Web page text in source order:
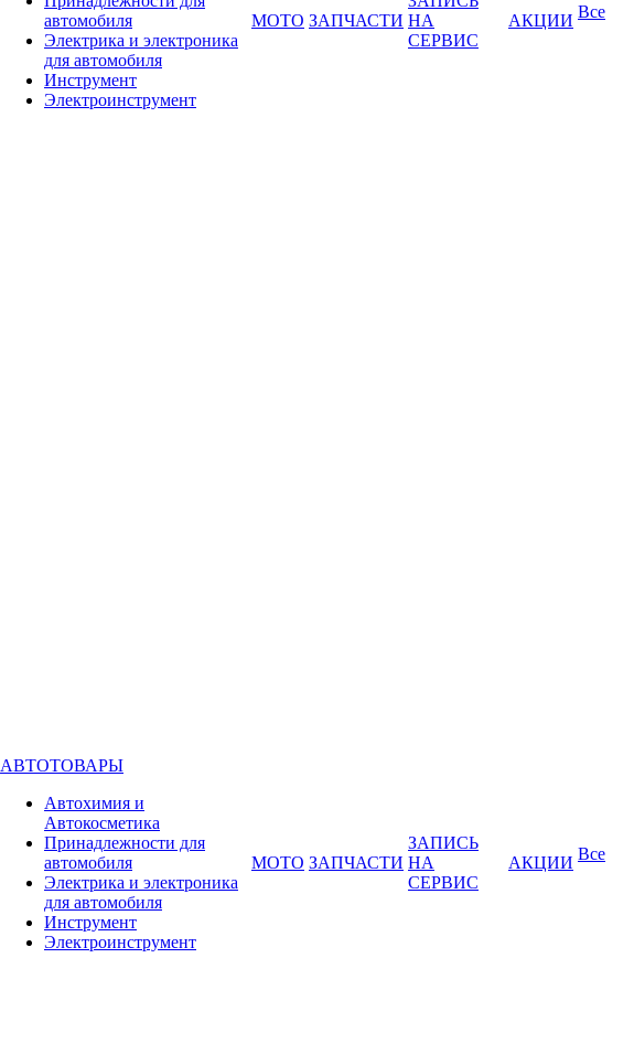
автомобиля
Электрика и электроника
для автомобиля
Инструмент
Электроинструмент
МОТО ЗАПЧАСТИ НА
СЕРВИС
АКЦИИ Все
АВТОТОВАРЫ
Автохимия и
Автокосметика
Принадлежности для
автомобиля
Электрика и электроника
для автомобиля
Инструмент
Электроинструмент
МОТО ЗАПЧАСТИ
ЗАПИСЬ
НА
СЕРВИС
АКЦИИ Все